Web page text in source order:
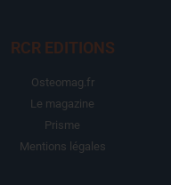
RCR EDITIONS
Osteomag.fr
Le magazine
Prisme
Mentions légales